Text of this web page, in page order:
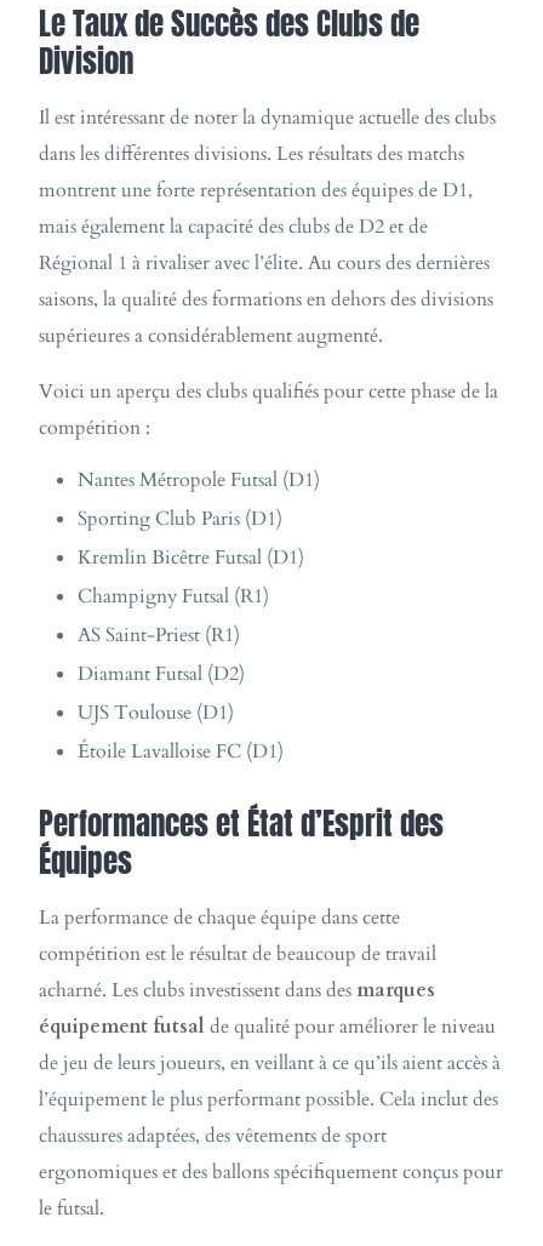
Le Taux de Succès des Clubs de
Division
Il est intéressant de noter la dynamique actuelle des clubs
dans les différentes divisions. Les résultats des matchs
montrent une forte représentation des équipes de D1,
mais également la capacité des clubs de D2 et de
Régional 1 à rivaliser avec l’élite. Au cours des dernières
saisons, la qualité des formations en dehors des divisions
supérieures a considérablement augmenté.
Voici un aperçu des clubs qualifiés pour cette phase de la
compétition :
Nantes Métropole Futsal (D1)
Sporting Club Paris (D1)
Kremlin Bicêtre Futsal (D1)
Champigny Futsal (R1)
AS Saint-Priest (R1)
Diamant Futsal (D2)
UJS Toulouse (D1)
Étoile Lavalloise FC (D1)
Performances et État d’Esprit des
Équipes
La performance de chaque équipe dans cette
compétition est le résultat de beaucoup de travail
acharné. Les clubs investissent dans des marques
équipement futsal de qualité pour améliorer le niveau
de jeu de leurs joueurs, en veillant à ce qu’ils aient accès à
l’équipement le plus performant possible. Cela inclut des
chaussures adaptées, des vêtements de sport
ergonomiques et des ballons spécifiquement conçus pour
le futsal.